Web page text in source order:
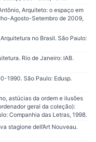
Arquiteto: o espaço em
Agosto-Setembro de 2009,
no Brasil. São Paulo:
Rio de Janeiro: IAB.
1990. São Paulo: Edusp.
astúcias da ordem e ilusões
geral da coleção):
Companhia das Letras, 1998.
stagione dell’Art Nouveau.